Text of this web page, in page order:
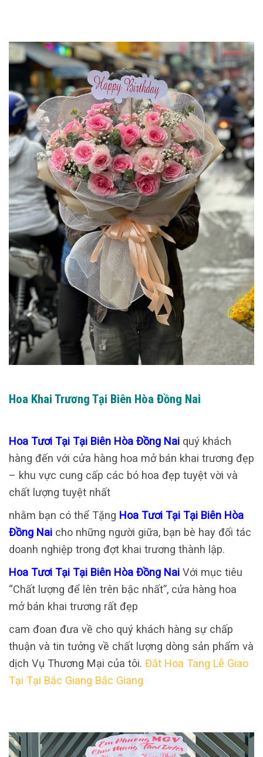
Hoa Khai Trương Tại Biên Hòa Đồng Nai
Hoa Tươi Tại Tại Biên Hòa Đồng Nai quý khách
hàng đến với cửa hàng hoa mở bán khai trương đẹp
– khu vực cung cấp các bó hoa đẹp tuyệt vời và
chất lượng tuyệt nhất
nhằm bạn có thể Tặng Hoa Tươi Tại Tại Biên Hòa
Đồng Nai cho những người giữa, bạn bè hay đối tác
doanh nghiệp trong đợt khai trương thành lập.
Hoa Tươi Tại Tại Biên Hòa Đồng Nai Với mục tiêu
“Chất lượng để lên trên bậc nhất”, cửa hàng hoa
mở bán khai trương rất đẹp
cam đoan đưa về cho quý khách hàng sự chấp
thuận và tin tưởng về chất lượng dòng sản phẩm và
dịch Vụ Thương Mại của tôi. Đăt Hoa Tang Lễ Giao
Tại Tại Bắc Giang Bắc Giang